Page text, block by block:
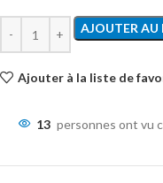
AJOUTER AU
Ajouter à la liste de
13 personnes ont vu